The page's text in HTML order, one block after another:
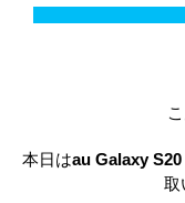
本日はau Galaxy S20
取